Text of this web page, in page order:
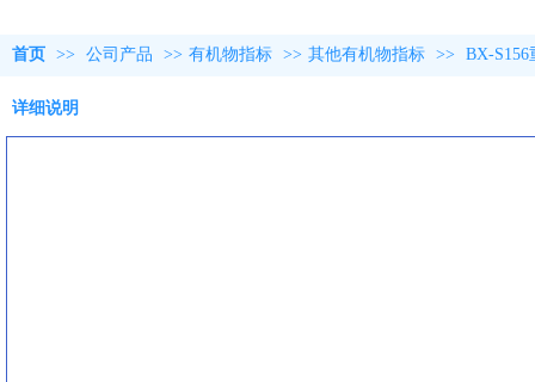
首页 >> 公司产品 >> 有机物指标 >> 其他有机物指标 >> BX-
详细说明